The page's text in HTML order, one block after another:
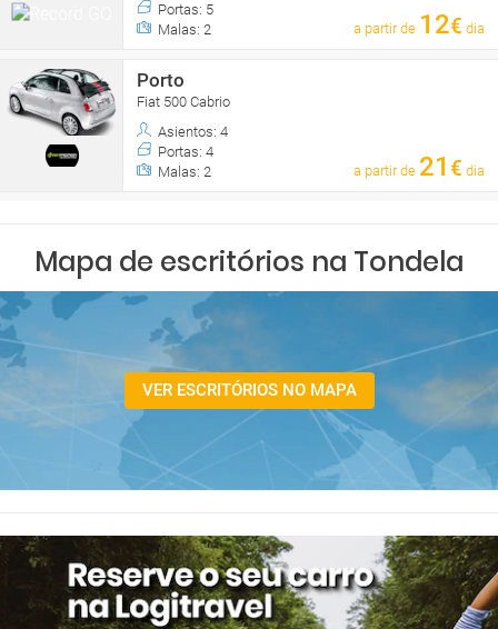
Portas: 5
Malas: 2
a partir de 12€ dia
Porto
Fiat 500 Cabrio
Asientos: 4
Portas: 4
Malas: 2
a partir de 21 € dia
Mapa de escritórios na Tondela
VER ESCRITÓRIOS NO MAPA